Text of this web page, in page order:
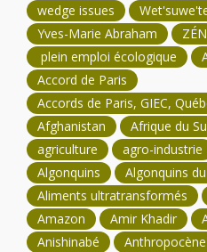
wedge issues
Yves-Marie Abraham
ZÉN
plein emploi écologique
Accord de Paris
Accords de Paris, GIEC,
Afghanistan
Afrique du
agriculture
agro-industrie
Algonquins
Algonquins
Aliments ultratransformés
Amazon
Amir Khadir
Anishinabé
Anthropocène